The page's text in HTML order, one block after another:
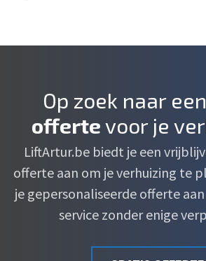
Op zoek naar een
offertevoor je
LiftArtur.be biedt je een
offerte aan om je verhuizing te
je gepersonaliseerde offerte
service zonder enige